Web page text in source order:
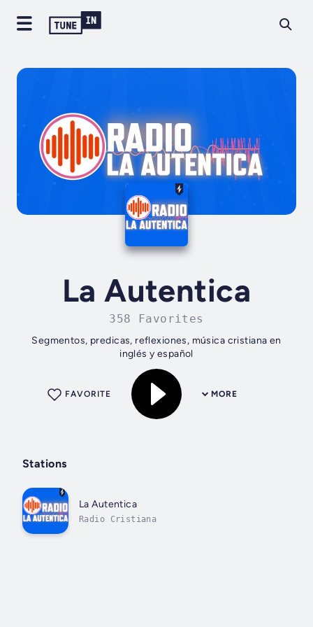
La Autentica
358 Favorites
Segmentos, predicas, reflexiones, música cristiana en
inglés y español
MORE
FAVORITE
Stations
La Autentica
Radio Cristiana